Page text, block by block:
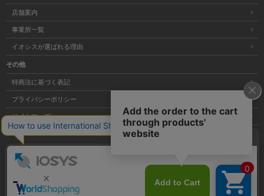
店舗案内
事業所一覧
イオシスが選ばれる理由
その他
特商法に基づく表記
プライバシーポリシー
サイトマップ
大阪府公安委員会発行 古物商許可証 第621121002176号